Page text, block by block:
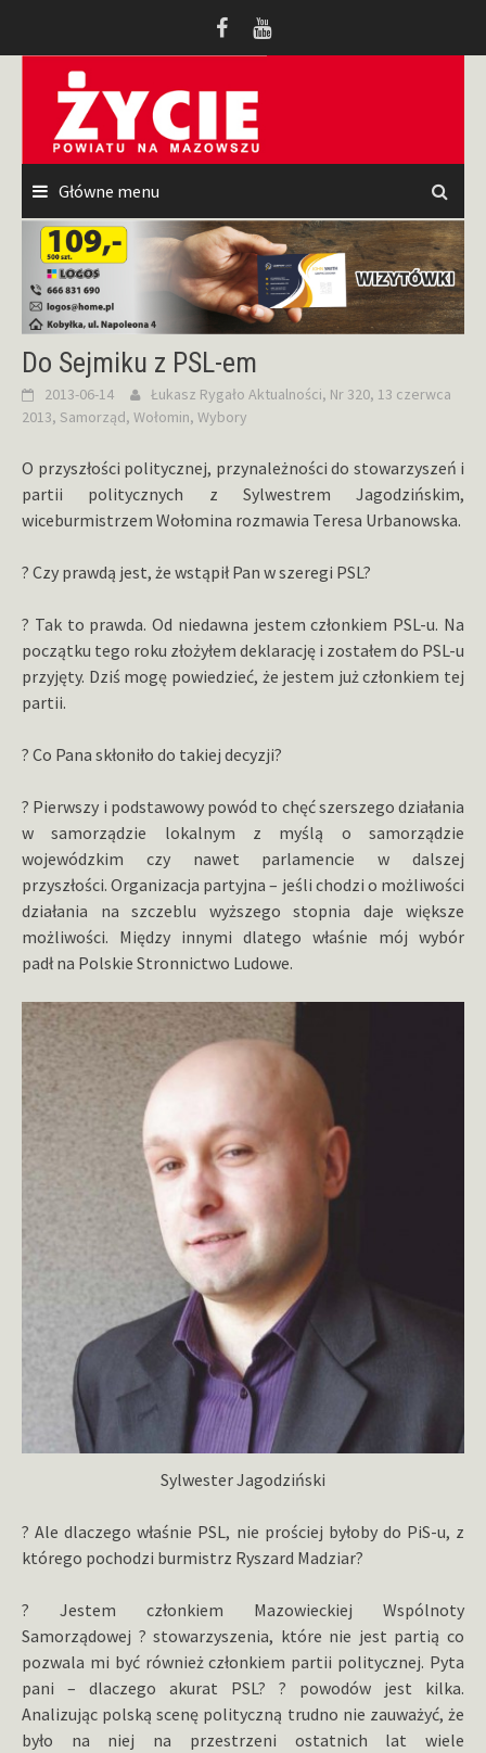
Główne menu
Do Sejmiku z PSL-em
2013-06-14 Łukasz Rygało Aktualności, Nr 320, 13 czerwca
2013, Samorząd, Wołomin, Wybory
O przyszłości politycznej, przynależności do stowarzyszeń i
partii politycznych z Sylwestrem Jagodzińskim,
wiceburmistrzem Wołomina rozmawia Teresa Urbanowska.
? Czy prawdą jest, że wstąpił Pan w szeregi PSL?
? Tak to prawda. Od niedawna jestem członkiem PSL-u. Na
początku tego roku złożyłem deklarację i zostałem do PSL-u
przyjęty. Dziś mogę powiedzieć, że jestem już członkiem tej
partii.
? Co Pana skłoniło do takiej decyzji?
? Pierwszy i podstawowy powód to chęć szerszego działania
w samorządzie lokalnym z myślą o samorządzie
wojewódzkim czy nawet parlamencie w dalszej
przyszłości. Organizacja partyjna – jeśli chodzi o możliwości
działania na szczeblu wyższego stopnia daje większe
możliwości. Między innymi dlatego właśnie mój wybór
padł na Polskie Stronnictwo Ludowe.
Sylwester Jagodziński
? Ale dlaczego właśnie PSL, nie prościej byłoby do PiS-u, z
którego pochodzi burmistrz Ryszard Madziar?
? Jestem członkiem Mazowieckiej Wspólnoty
Samorządowej ? stowarzyszenia, które nie jest partią co
pozwala mi być również członkiem partii politycznej. Pyta
pani – dlaczego akurat PSL? ? powodów jest kilka.
Analizując polską scenę polityczną trudno nie zauważyć, że
było na niej na przestrzeni ostatnich lat wiele